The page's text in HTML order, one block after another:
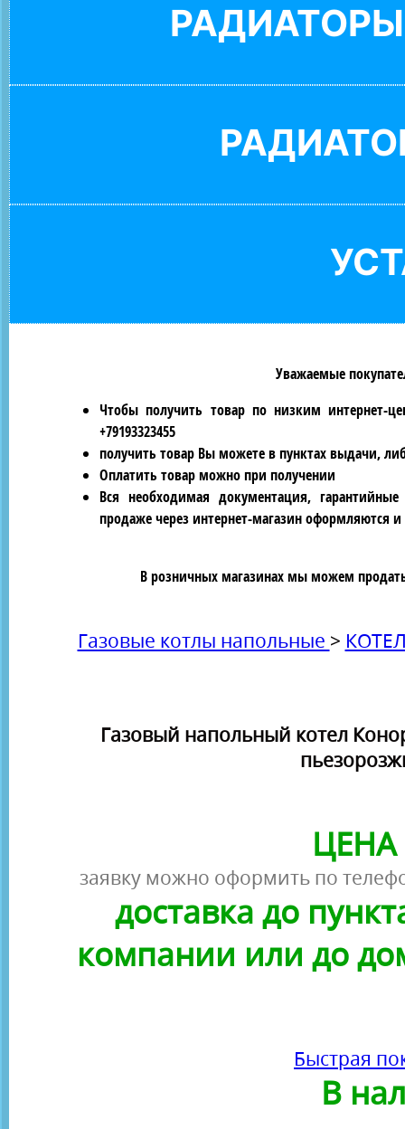
Уважаемые
Чтобы получить товар по низким интернет-
+79193323455
получить товар Вы можете в пунктах выдачи,
Оплатить товар можно при получении
Вся необходимая документация,
продаже через интернет-магазин оформляются
В розничных магазинах мы можем
Газовые котлы напольные >
Газовый напольный котел
ЦЕНА
заявку можно оформить по
доставка до
компании или до
Быстрая
В